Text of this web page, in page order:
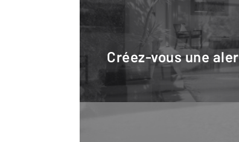
Créez-vous une alerte mail pour être averti quand une annonce est en ligne et consultez la